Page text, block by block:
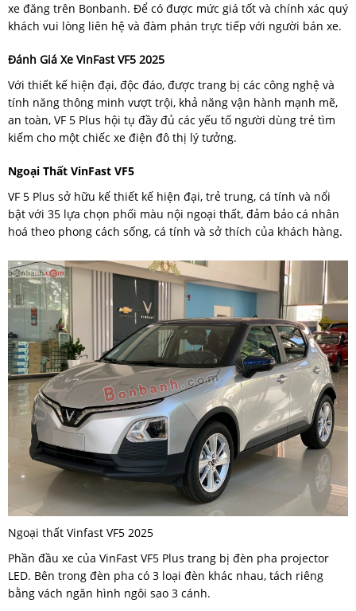
xe đăng trên Bonbanh. Để có được mức giá tốt và chính xác quý
khách vui lòng liên hệ và đàm phán trực tiếp với người bán xe.
Đánh Giá Xe VinFast VF5 2025
Với thiết kế hiện đại, độc đáo, được trang bị các công nghệ và
tính năng thông minh vượt trội, khả năng vận hành mạnh mẽ,
an toàn, VF 5 Plus hội tụ đầy đủ các yếu tố người dùng trẻ tìm
kiếm cho một chiếc xe điện đô thị lý tưởng.
Ngoại Thất VinFast VF5
VF 5 Plus sở hữu kế thiết kế hiện đại, trẻ trung, cá tính và nổi
bật với 35 lựa chọn phối màu nội ngoại thất, đảm bảo cá nhân
hoá theo phong cách sống, cá tính và sở thích của khách hàng.
Ngoại thất Vinfast VF5 2025
Phần đầu xe của VinFast VF5 Plus trang bị đèn pha projector
LED. Bên trong đèn pha có 3 loại đèn khác nhau, tách riêng
bằng vách ngăn hình ngôi sao 3 cánh.